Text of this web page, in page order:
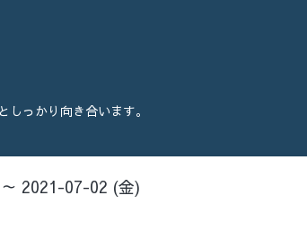
っかり向き合います。
2021-07-02 (金)